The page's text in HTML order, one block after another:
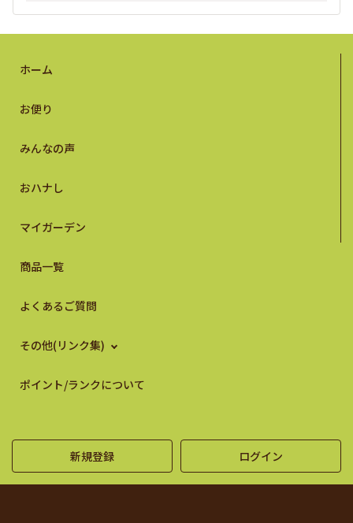
ホーム
お便り
みんなの声
おハナし
マイガーデン
商品一覧
よくあるご質問
その他(リンク集)
ポイント/ランクについて
新規登録 ログイン